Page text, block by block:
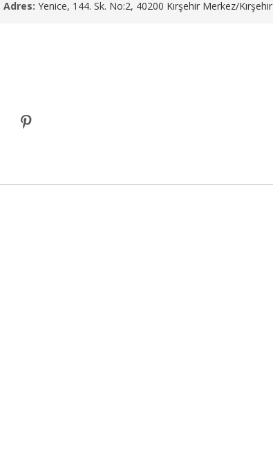
Adres: Yenice, 144. Sk. No:2, 40200 Kırşehir Merkez/Kırşehir